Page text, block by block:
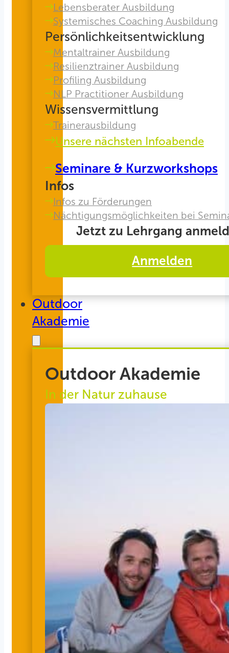
Lebensberater Ausbildung
Systemisches Coaching Ausbildung
Persönlichkeitsentwicklung
Mentaltrainer Ausbildung
Resilienztrainer Ausbildung
Profiling Ausbildung
NLP Practitioner Ausbildung
Wissensvermittlung
Trainerausbildung
Unsere nächsten Infoabende
Seminare & Kurzworkshops
Infos
Infos zu Förderungen
Nächtigungsmöglichkeiten bei
Jetzt zu Lehrgang
Anmelden
Outdoor
Akademie
Outdoor Akademie
In der Natur zuhause